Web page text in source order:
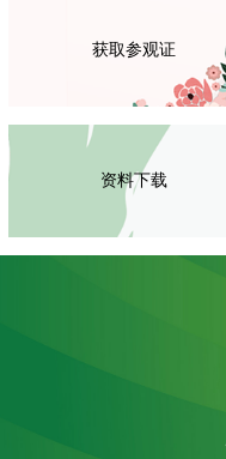
获取参观证
资料下载